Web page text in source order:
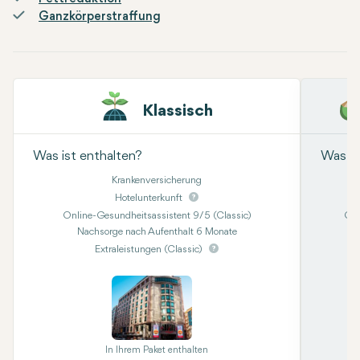
Ganzkörperstraffung
Klassisch
Was ist enthalten?
Krankenversicherung
Hotelunterkunft
Online-Gesundheitsassistent 9/5 (Classic)
Nachsorge nach Aufenthalt 6 Monate
Extraleistungen (Classic)
In Ihrem Paket enthalten
Was